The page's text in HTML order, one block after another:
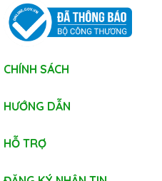
CHÍNH SÁCH
HƯỚNG DẪN
HỖ TRỢ